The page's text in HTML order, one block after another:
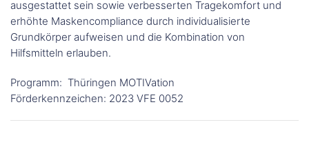
ausgestattet sein sowie verbesserten Tragekomfort und
erhöhte Maskencompliance durch individualisierte
Grundkörper aufweisen und die Kombination von
Hilfsmitteln erlauben.
Programm: Thüringen MOTIVation
Förderkennzeichen: 2023 VFE 0052